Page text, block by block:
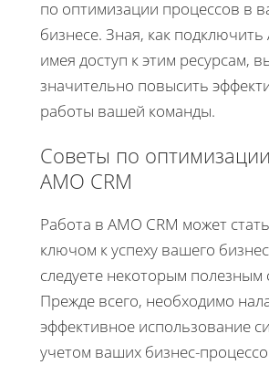
по оптимизации процессов в
бизнесе. Зная, как подключить
имея доступ к этим ресурсам,
значительно повысить
работы вашей команды.
Советы по
AMO CRM
Работа в AMO CRM может
ключом к успеху вашего
следуете некоторым полезным
Прежде всего, необходимо
эффективное использование
учетом ваших бизнес-